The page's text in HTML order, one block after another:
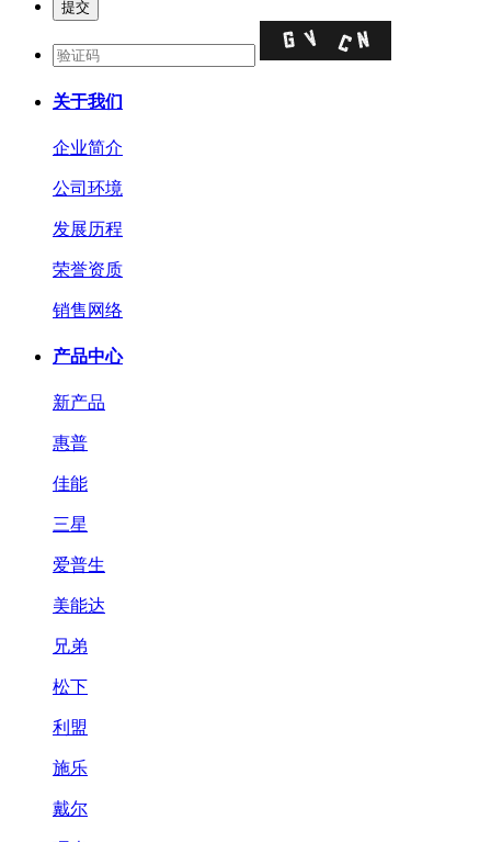
关于我们
企业简介
公司环境
发展历程
荣誉资质
销售网络
产品中心
新产品
惠普
佳能
三星
爱普生
美能达
兄弟
松下
利盟
施乐
戴尔